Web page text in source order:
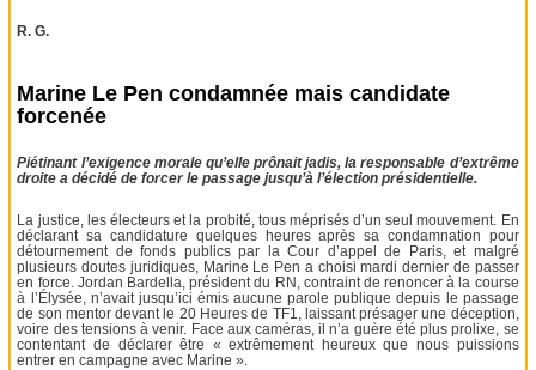
R. G.
Marine Le Pen condamnée mais candidate
forcenée
Piétinant l’exigence morale qu’elle prônait jadis, la responsable d’extrême
droite a décidé de forcer le passage jusqu’à l’élection présidentielle.
La justice, les électeurs et la probité, tous méprisés d’un seul mouvement. En
déclarant sa candidature quelques heures après sa condamnation pour
détournement de fonds publics par la Cour d’appel de Paris, et malgré
plusieurs doutes juridiques, Marine Le Pen a choisi mardi dernier de passer
en force. Jordan Bardella, président du RN, contraint de renoncer à la course
à l’Élysée, n’avait jusqu’ici émis aucune parole publique depuis le passage
de son mentor devant le 20 Heures de TF1, laissant présager une déception,
voire des tensions à venir. Face aux caméras, il n’a guère été plus prolixe, se
contentant de déclarer être « extrêmement heureux que nous puissions
entrer en campagne avec Marine ».